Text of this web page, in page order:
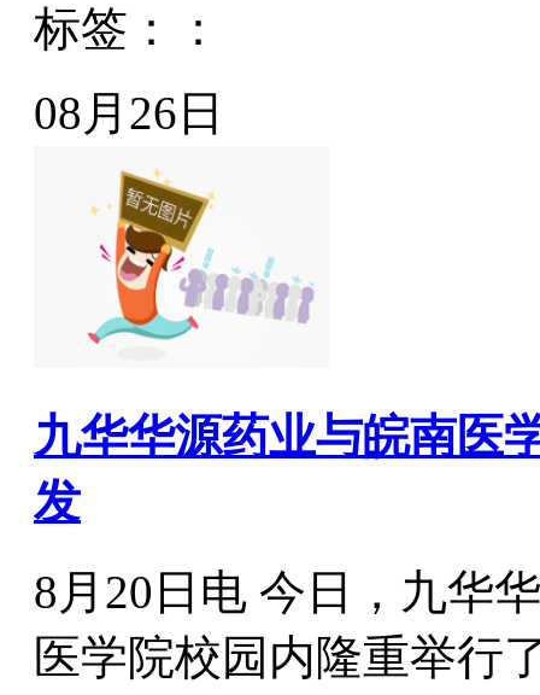
标签：：
08月26日
九华华源药业与皖南医
发
8月20日电 今日，九华
医学院校园内隆重举行